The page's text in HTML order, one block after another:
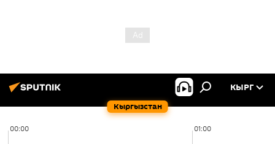
Кыргызстан
КЫРГ
00:00 01:00